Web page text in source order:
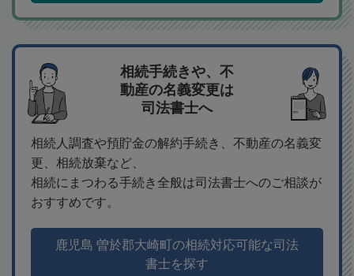
相続手続きや、不
動産の名義変更は
司法書士へ
相続人調査や預貯金の解約手続き、不動産の名義変
更、相続放棄など、
相続にまつわる手続き全般は司法書士へのご相談が
おすすめです。
鹿児島 曽於郡大崎町の相続対応可能な司法
書士を探す